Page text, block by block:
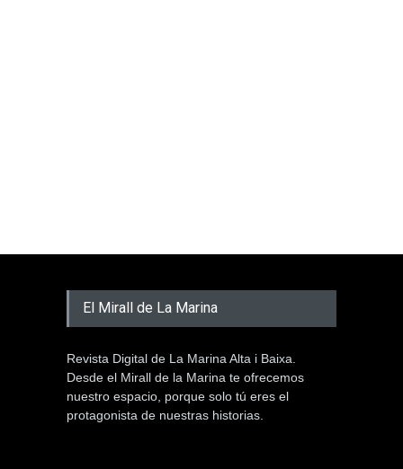
El Mirall de La Marina
Revista Digital de La Marina Alta i Baixa.
Desde el Mirall de la Marina te ofrecemos
nuestro espacio, porque solo tú eres el
protagonista de nuestras historias.